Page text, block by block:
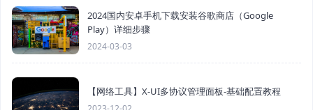
2024国内安卓手机下载安装谷歌商店（Google
Play）详细步骤
2024-03-03
【网络工具】X-UI多协议管理面板-基础配置教程